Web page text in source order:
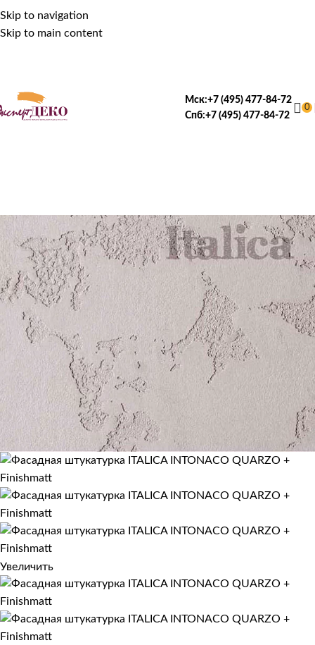
Skip to navigation
Skip to main content
Мск:+7 (495) 477-84-72
Спб:+7 (495) 477-84-72
0
Увеличить